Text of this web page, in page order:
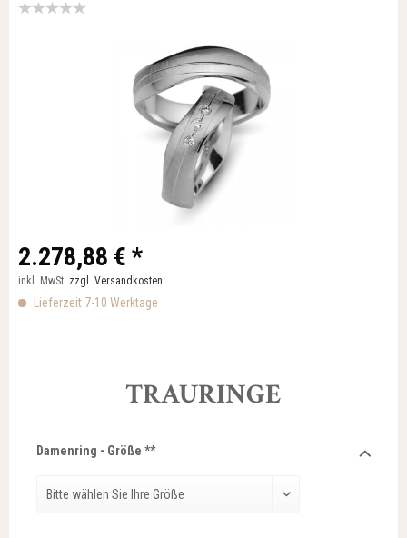
2.278,88 € *
inkl. MwSt. zzgl. Versandkosten
Lieferzeit 7-10 Werktage
TRAURINGE
Damenring - Größe **